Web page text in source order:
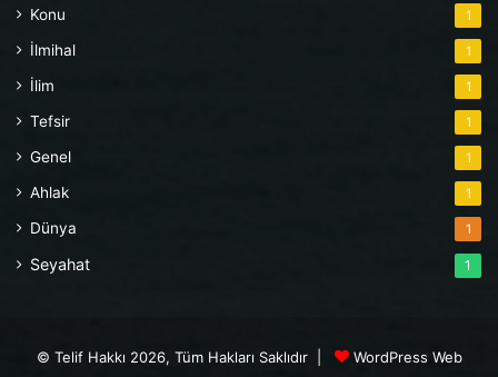
Konu 1
İlmihal 1
İlim 1
Tefsir 1
Genel 1
Ahlak 1
Dünya 1
Seyahat 1
© Telif Hakkı 2026, Tüm Hakları Saklıdır | WordPress Web